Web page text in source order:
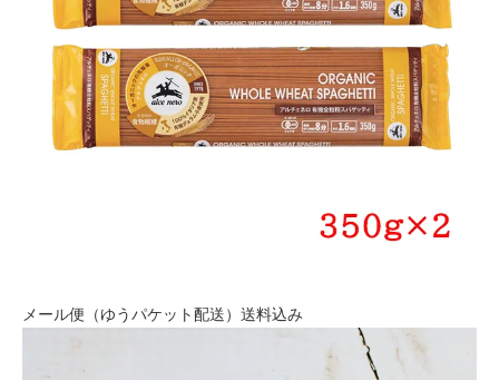
メール便（ゆうパケット配送）送料込み